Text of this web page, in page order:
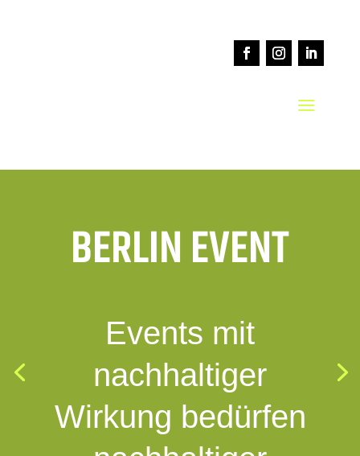
BERLIN EVENT
Events mit
nachhaltiger
Wirkung bedürfen